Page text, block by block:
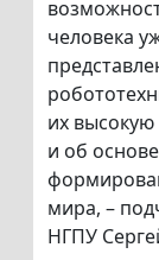
человека
их высокую
и об
мира, –
НГПУ